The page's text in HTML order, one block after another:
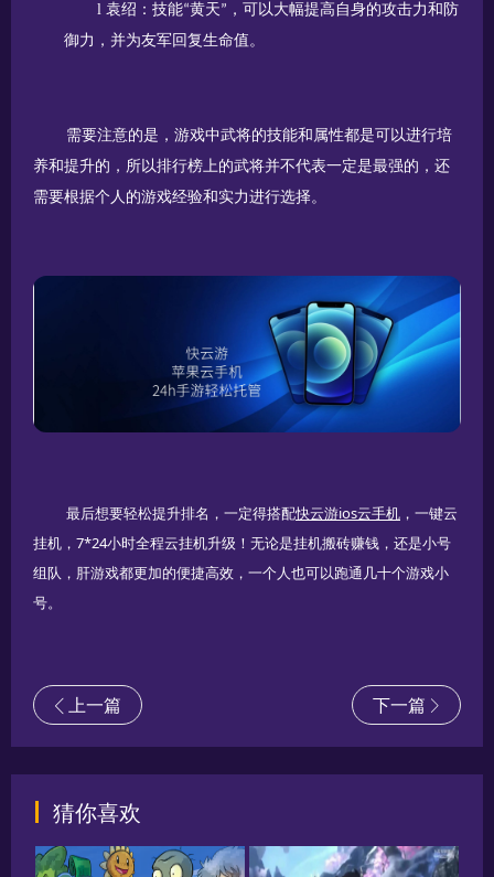
l 袁绍：技能“黄天” ，可以大幅提高自身的攻击力和防
御力，并为友军回复生命值。
需要注意的是，游戏中武将的技能和属性都是可以进行培
养和提升的，所以排行榜上的武将并不代表一定是最强的，还
需要根据个人的游戏经验和实力进行选择。
最后想要轻松提升排名，一定得搭配快云游ios云手机 ，一键云
挂机，7*24小时全程云挂机升级！无论是挂机搬砖赚钱，还是小号
组队，肝游戏都更加的便捷高效，一个人也可以跑通几十个游戏小
号。
上一篇 下一篇
猜你喜欢